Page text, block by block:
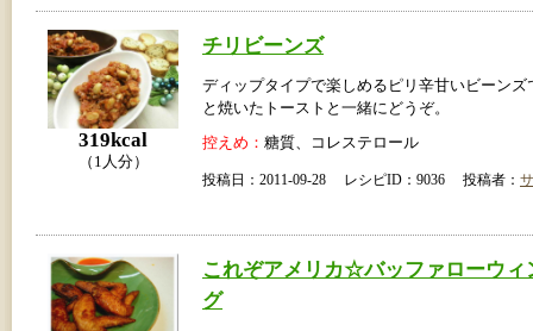
319kcal
（1人分）
チリビーンズ
ディップタイプで楽しめるピリ辛甘いビーンズ
と焼いたトーストと一緒にどうぞ。
控えめ： 糖質、コレステロール
投稿日：2011-09-28 レシピID：9036 投稿者：
これぞアメリカ☆バッファローウィ
グ